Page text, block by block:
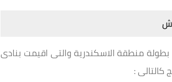
منطقة الاسكندرية والتى اقيمت بنادى